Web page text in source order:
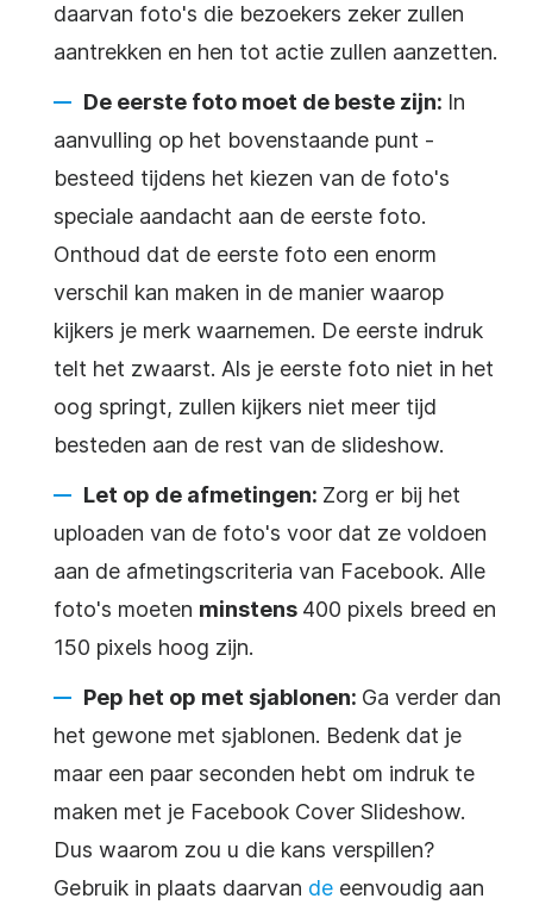
daarvan foto's die bezoekers zeker zullen
aantrekken en hen tot actie zullen aanzetten.
De eerste foto moet de beste zijn: In
aanvulling op het bovenstaande punt -
besteed tijdens het kiezen van de foto's
speciale aandacht aan de eerste foto.
Onthoud dat de eerste foto een enorm
verschil kan maken in de manier waarop
kijkers je merk waarnemen. De eerste indruk
telt het zwaarst. Als je eerste foto niet in het
oog springt, zullen kijkers niet meer tijd
besteden aan de rest van de slideshow.
Let op de afmetingen: Zorg er bij het
uploaden van de foto's voor dat ze voldoen
aan de afmetingscriteria van Facebook. Alle
foto's moeten minstens 400 pixels breed en
150 pixels hoog zijn.
Pep het op met sjablonen: Ga verder dan
het gewone met sjablonen. Bedenk dat je
maar een paar seconden hebt om indruk te
maken met je Facebook Cover Slideshow.
Dus waarom zou u die kans verspillen?
Gebruik in plaats daarvan de eenvoudig aan